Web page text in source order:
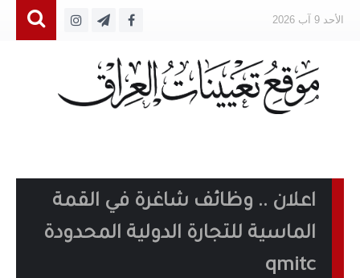
الأحد 9 آب 2026
اعلان .. وظائف شاغرة في القمة
الماسية للتجارة الدولية المحدودة
qmitc